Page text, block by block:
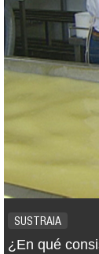
SUSTRAIA
¿En qué